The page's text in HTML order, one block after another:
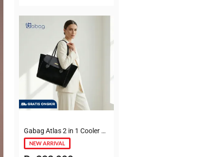
5
Gabag Atlas 2 in 1 Cooler & Diaper Bag Premium Suede – Tas bayi + Thermal pouch 20 Jam, Leakproof, Garansi 6 Bulan
NEW ARRIVAL